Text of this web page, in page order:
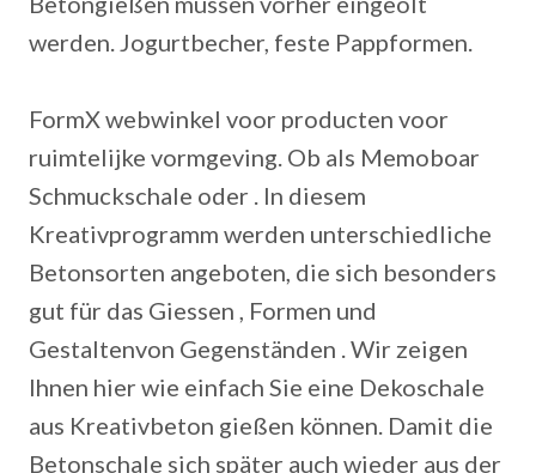
werden. Jogurtbecher, feste Pappformen.
FormX webwinkel voor producten voor
ruimtelijke vormgeving. Ob als Memoboar
Schmuckschale oder . In diesem
Kreativprogramm werden unterschiedliche
Betonsorten angeboten, die sich besonders
gut für das Giessen , Formen und
Gestaltenvon Gegenständen . Wir zeigen
Ihnen hier wie einfach Sie eine Dekoschale
aus Kreativbeton gießen können. Damit die
Betonschale sich später auch wieder aus der